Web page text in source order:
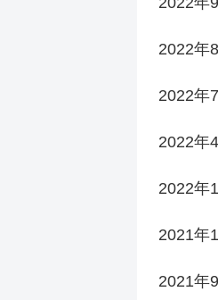
2022年
2022年
2022年
2022年
2021年
2021年